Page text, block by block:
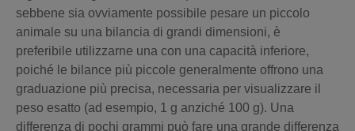
sebbene sia ovviamente possibile pesare un piccolo
animale su una bilancia di grandi dimensioni, è
preferibile utilizzarne una con una capacità inferiore,
poiché le bilance più piccole generalmente offrono una
graduazione più precisa, necessaria per visualizzare il
peso esatto (ad esempio, 1 g anziché 100 g). Una
differenza di pochi grammi può fare una grande differenza